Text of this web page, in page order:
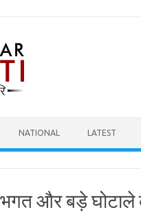
NATIONAL LATEST
भगत और बड़े